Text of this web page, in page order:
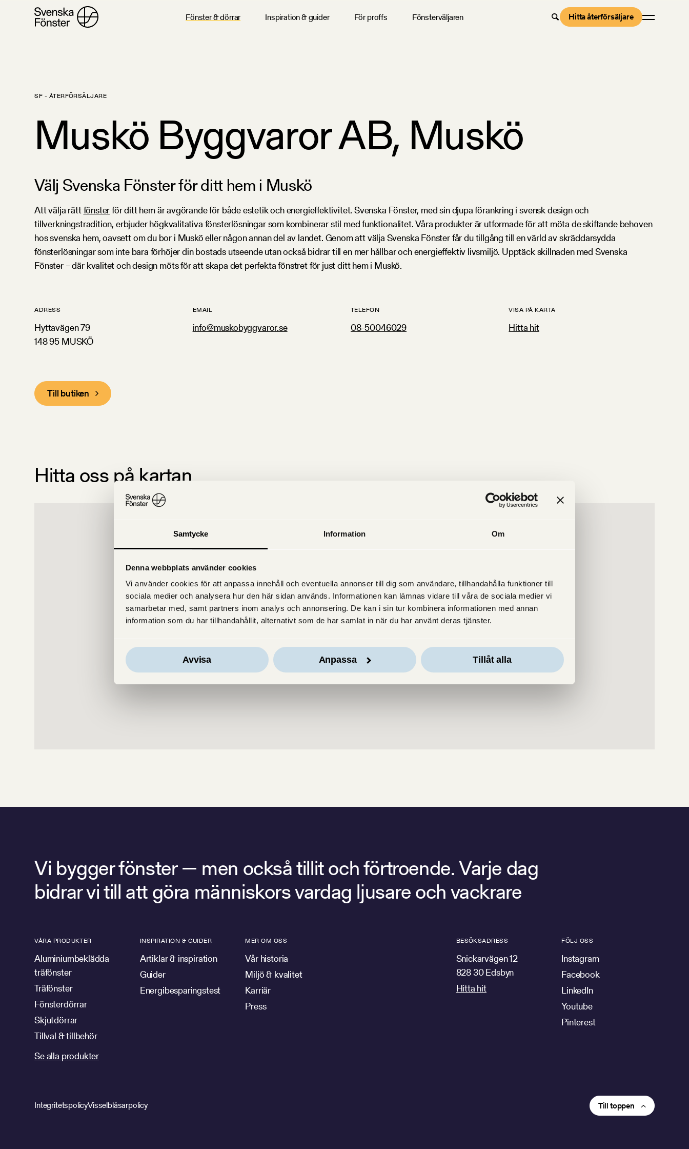
Samtycke Information Om
Denna webbplats använder cookies
Vi använder cookies för att anpassa innehåll och eventuella annonser till dig som användare, tillhandahålla funktioner till
sociala medier och analysera hur den här sidan används. Informationen kan lämnas vidare till våra de sociala medier vi
samarbetar med, samt partners inom analys och annonsering. De kan i sin tur kombinera informationen med annan
information som du har tillhandahållit, alternativt som de har samlat in när du har använt deras tjänster.
Avvisa Anpassa Tillåt alla
Fönster & dörrar Inspiration & guider För proffs Fönsterväljaren Hitta återförsäljare
SF - ÅTERFÖRSÄLJARE
Muskö Byggvaror AB, Muskö
Välj Svenska Fönster för ditt hem i Muskö
Att välja rättfönsterför ditt hem är avgörande för både estetik och energieffektivitet. Svenska Fönster, med sin djupa förankring i svensk design och
tillverkningstradition, erbjuder högkvalitativa fönsterlösningar som kombinerar stil med funktionalitet. Våra produkter är utformade för att möta de skiftande behoven
hos svenska hem, oavsett om du bor i Muskö eller någon annan del av landet. Genom att välja Svenska Fönster får du tillgång till en värld av skräddarsydda
fönsterlösningar som inte bara förhöjer din bostads utseende utan också bidrar till en mer hållbar och energieffektiv livsmiljö. Upptäck skillnaden med Svenska
Fönster – där kvalitet och design möts för att skapa det perfekta fönstret för just ditt hem i Muskö.
ADRESS
Hyttavägen 79
148 95 MUSKÖ
EMAIL
info@muskobyggvaror.se
TELEFON
08-50046029
VISA PÅ KARTA
Hitta hit
Till butiken
Hitta oss på kartan
Vi bygger fönster — men också tillit och förtroende. Varje dag
bidrar vi till att göra människors vardag ljusare och vackrare
VÅRA PRODUKTER
Aluminiumbeklädda
träfönster
Träfönster
Fönsterdörrar
Skjutdörrar
Tillval & tillbehör
Se alla produkter
INSPIRATION & GUIDER
Artiklar & inspiration
Guider
Energibesparingstest
MER OM OSS
Vår historia
Miljö & kvalitet
Karriär
Press
BESÖKSADRESS
Snickarvägen 12
828 30 Edsbyn
Hitta hit
FÖLJ OSS
Instagram
Facebook
LinkedIn
Youtube
Pinterest
IntegritetspolicyVisselblåsarpolicy Till toppen